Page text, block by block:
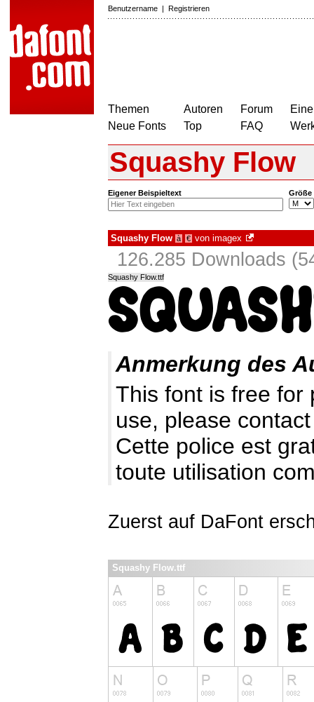
Benutzername | Registrieren
Themen
Neue Fonts
Autoren
Top
Forum
FAQ
Squashy Flow
Eigener Beispieltext Größe
Squashy Flow à € von imagex
126.285 Downloads
Squashy Flow.ttf
Anmerkung des
This font is free for
use, please
Cette police est
toute utilisation
Zuerst auf DaFont
Squashy Flow.ttf